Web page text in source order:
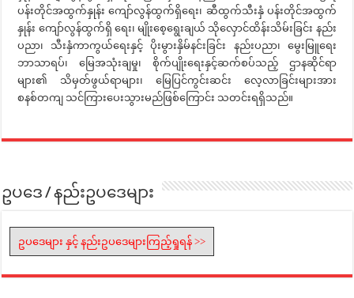
ပန်းတိုင်အထွက်နှုန်း ကျော်လွန်ထွက်ရှိရေး၊ ဆီထွက်သီးနှံ ပန်းတိုင်အထွက်
နှုန်း ကျော်လွန်ထွက်ရှိ ရေး၊ မျိုးစေ့ရွေးချယ် သိုလှောင်ထိန်းသိမ်းခြင်း နည်း
ပညာ၊ သီးနှံကာကွယ်ရေးနှင့် ပိုးမွားနှိမ်နင်းခြင်း နည်းပညာ၊ မွေးမြူရေး
ဘာသာရပ်၊ မြေအသုံးချမှု၊ စိုက်ပျိုးရေးနှင့်ဆက်စပ်သည့် ဌာနဆိုင်ရာ
များ၏ သိမှတ်ဖွယ်ရာများ၊ မြေပြင်ကွင်းဆင်း လေ့လာခြင်းများအား
စနစ်တကျ သင်ကြားပေးသွားမည်ဖြစ်ကြောင်း သတင်းရရှိသည်။
ဥပဒေ / နည်းဥပဒေများ
ဥပဒေများ နှင့် နည်းဥပဒေများကြည့်ရှုရန် >>